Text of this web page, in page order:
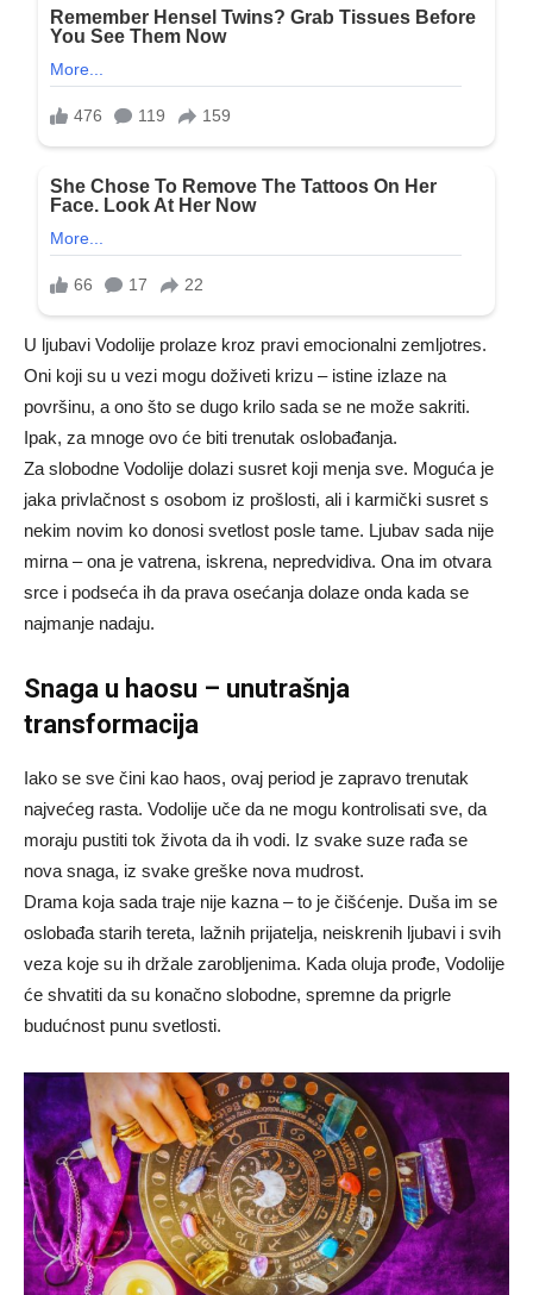
U ljubavi Vodolije prolaze kroz pravi emocionalni zemljotres.
Oni koji su u vezi mogu doživeti krizu – istine izlaze na
površinu, a ono što se dugo krilo sada se ne može sakriti.
Ipak, za mnoge ovo će biti trenutak oslobađanja.
Za slobodne Vodolije dolazi susret koji menja sve. Moguća je
jaka privlačnost s osobom iz prošlosti, ali i karmički susret s
nekim novim ko donosi svetlost posle tame. Ljubav sada nije
mirna – ona je vatrena, iskrena, nepredvidiva. Ona im otvara
srce i podseća ih da prava osećanja dolaze onda kada se
najmanje nadaju.
Snaga u haosu – unutrašnja
transformacija
Iako se sve čini kao haos, ovaj period je zapravo trenutak
najvećeg rasta. Vodolije uče da ne mogu kontrolisati sve, da
moraju pustiti tok života da ih vodi. Iz svake suze rađa se
nova snaga, iz svake greške nova mudrost.
Drama koja sada traje nije kazna – to je čišćenje. Duša im se
oslobađa starih tereta, lažnih prijatelja, neiskrenih ljubavi i svih
veza koje su ih držale zarobljenima. Kada oluja prođe, Vodolije
će shvatiti da su konačno slobodne, spremne da prigrle
budućnost punu svetlosti.